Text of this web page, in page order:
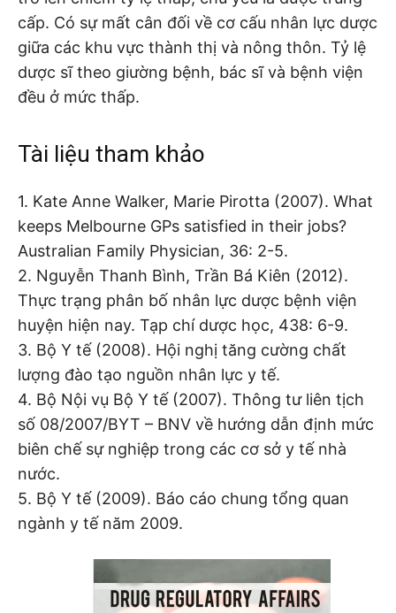
cấp. Có sự mất cân đối về cơ cấu nhân lực dược
giữa các khu vực thành thị và nông thôn. Tỷ lệ
dược sĩ theo giường bệnh, bác sĩ và bệnh viện
đều ở mức thấp.
Tài liệu tham khảo
1. Kate Anne Walker, Marie Pirotta (2007). What
keeps Melbourne GPs satisfied in their jobs?
Australian Family Physician, 36: 2-5.
2. Nguyễn Thanh Bình, Trần Bá Kiên (2012).
Thực trạng phân bố nhân lực dược bệnh viện
huyện hiện nay. Tạp chí dược học, 438: 6-9.
3. Bộ Y tế (2008). Hội nghị tăng cường chất
lượng đào tạo nguồn nhân lực y tế.
4. Bộ Nội vụ Bộ Y tế (2007). Thông tư liên tịch
số 08/2007/BYT – BNV về hướng dẫn định mức
biên chế sự nghiệp trong các cơ sở y tế nhà
nước.
5. Bộ Y tế (2009). Báo cáo chung tổng quan
ngành y tế năm 2009.